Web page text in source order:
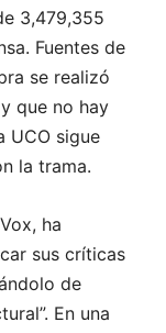
3,479,355
Fuentes de
se realizó
que no hay
UCO sigue
la trama.
ha
sus críticas
de
En una